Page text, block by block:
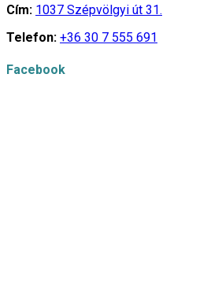
Cím: 1037 Szépvölgyi út 31.
Telefon: +36 30 7 555 691
Facebook